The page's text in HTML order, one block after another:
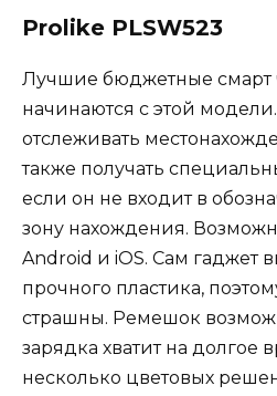
Prolike PLSW523
Лучшие бюджетные смарт
начинаются с этой
отслеживать
также получать
если он не входит в
зону нахождения.
Android и iOS. Сам гаджет
прочного пластика,
страшны. Ремешок
зарядка хватит на долгое
несколько цветовых